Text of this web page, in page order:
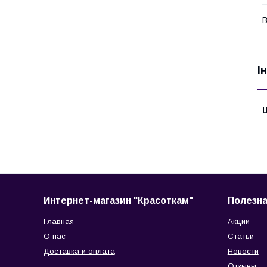
Интернет-магазин "Красоткам"
Главная
О нас
Доставка и оплата
Акции
Статьи
Новости